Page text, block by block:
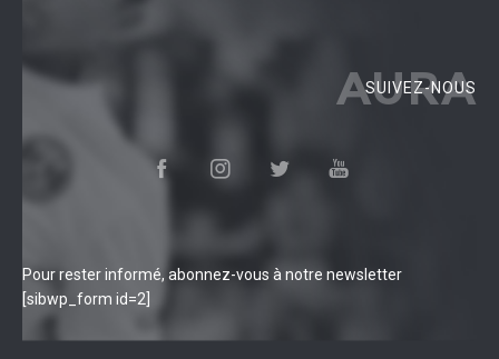
AURA
SUIVEZ-NOUS
Pour rester informé, abonnez-vous à notre newsletter
[sibwp_form id=2]